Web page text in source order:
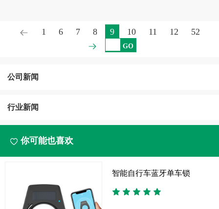
1 6 7 8 9 10 11 12 52
GO
公司新闻
行业新闻
你可能也喜欢
智能自行车蓝牙单车锁